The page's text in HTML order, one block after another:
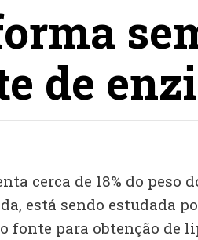
de
cerca de 18% do peso
está sendo estudada
fonte para obtenção de